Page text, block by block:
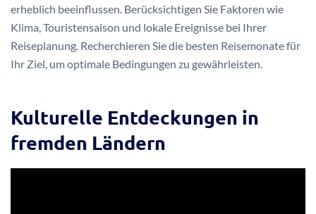
erheblich beeinflussen. Berücksichtigen Sie Faktoren wie
Klima, Touristensaison und lokale Ereignisse bei Ihrer
Reiseplanung. Recherchieren Sie die besten Reisemonate für
Ihr Ziel, um optimale Bedingungen zu gewährleisten.
Kulturelle Entdeckungen in
fremden Ländern